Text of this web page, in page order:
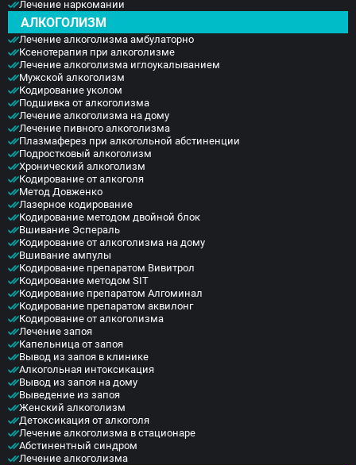
И для достижения устойчивого и продуктивного
результата наши опытные и квалифицированные
специалисты применяют совокупность
лекарственных препаратов различных форм с
профессиональной психотерапией.
В ходе применения психотерапевтического
воздействия у пациента в сознании и подсознании
формируется установка на полный отказ от
курения. Такая мера помогает побороть
пристрастие на всю оставшуюся жизнь.
Профессиональное лечение курения в Санкт-
Петербурге осуществляется качественно и
эффективно опытными специалистами
наркологического центра «Элеана Мед» с
применением персонального подхода к каждому
пациенту.
и вновь закуривает. И даже если зависимый
переборол в себе желание закурить и тягостные
симптомы отступают, то закоренелая привычка
желания ещё многое время может сохраняться.
Поэтому
всё же лечение от курения по доступной цене
следует доверить профессионалам.
И вскоре человек начинает замечать нехватку
сигаретного дыма.
И уже из потребности получения удовольствия
сигареты переходят в привычку с формированием
физической и психической зависимости. Табак
начинает встраиваться в естественные
физиологические процессы организма. А вот
отсутствие привычной дозы, напротив, приводит к
развитию различных вегетососудистых нарушений
и сбоям протекания нормальных внутренних
обменных процессов.
Лечение наркомании
АЛКОГОЛИЗМ
Лечение алкоголизма амбулаторно
Ксенотерапия при алкоголизме
Лечение алкоголизма иглоукалыванием
Мужской алкоголизм
Кодирование уколом
Подшивка от алкоголизма
Лечение алкоголизма на дому
Лечение пивного алкоголизма
Плазмаферез при алкогольной абстиненции
Подростковый алкоголизм
Хронический алкоголизм
Кодирование от алкоголя
Метод Довженко
Лазерное кодирование
Кодирование методом двойной блок
Вшивание Эспераль
Кодирование от алкоголизма на дому
Вшивание ампулы
Кодирование препаратом Вивитрол
Кодирование методом SIT
Кодирование препаратом Алгоминал
Кодирование препаратом аквилонг
Кодирование от алкоголизма
Лечение запоя
Капельница от запоя
Вывод из запоя в клинике
Алкогольная интоксикация
Вывод из запоя на дому
Выведение из запоя
Женский алкоголизм
Детоксикация от алкоголя
Лечение алкоголизма в стационаре
Абстинентный синдром
Лечение алкоголизма